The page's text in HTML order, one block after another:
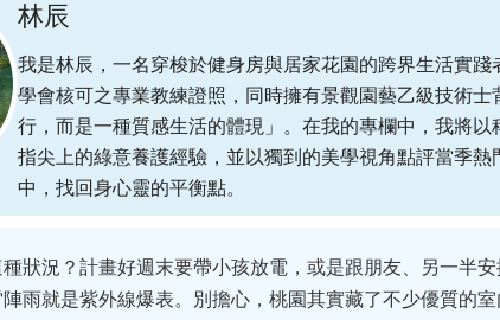
林辰
我是林辰，一名穿梭於健身房與居家花園的跨界生活實
學會核可之專業教練證照，同時擁有景觀園藝乙級技術
行，而是一種質感生活的體現」。在我的專欄中，我將
指尖上的綠意養護經驗，並以獨到的美學視角點評當季熱
中，找回身心靈的平衡點。
狀況？計畫好週末要帶小孩放電，或是跟朋友、另一半
雨就是紫外線爆表。別擔心，桃園其實藏了不少優質的